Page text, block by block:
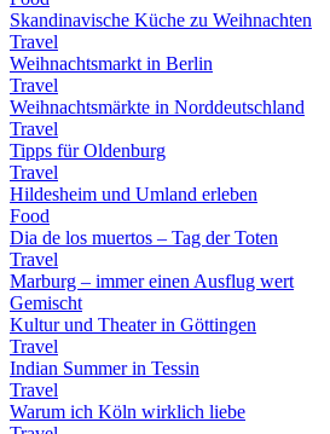
Skandinavische Küche zu Weihnachten
Travel
Weihnachtsmarkt in Berlin
Travel
Weihnachtsmärkte in Norddeutschland
Travel
Tipps für Oldenburg
Travel
Hildesheim und Umland erleben
Food
Dia de los muertos – Tag der Toten
Travel
Marburg – immer einen Ausflug wert
Gemischt
Kultur und Theater in Göttingen
Travel
Indian Summer in Tessin
Travel
Warum ich Köln wirklich liebe